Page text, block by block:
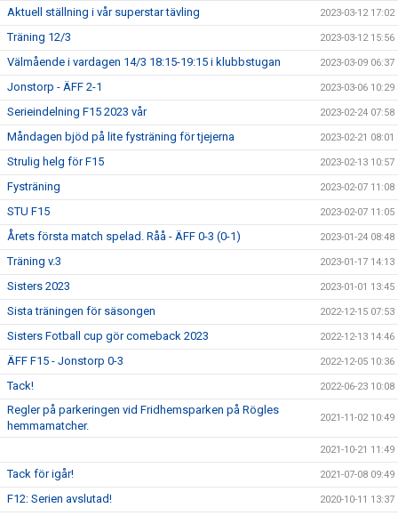
Aktuell ställning i vår superstar tävling 2023-03-12 17:02
Träning 12/3 2023-03-12 15:56
Välmående i vardagen 14/3 18:15-19:15 i klubbstugan 2023-03-09 06:37
Jonstorp - ÄFF 2-1 2023-03-06 10:29
Serieindelning F15 2023 vår 2023-02-24 07:58
Måndagen bjöd på lite fysträning för tjejerna 2023-02-21 08:01
Strulig helg för F15 2023-02-13 10:57
Fysträning 2023-02-07 11:08
STU F15 2023-02-07 11:05
Årets första match spelad. Råå - ÄFF 0-3 (0-1) 2023-01-24 08:48
Träning v.3 2023-01-17 14:13
Sisters 2023 2023-01-01 13:45
Sista träningen för säsongen 2022-12-15 07:53
Sisters Fotball cup gör comeback 2023 2022-12-13 14:46
ÄFF F15 - Jonstorp 0-3 2022-12-05 10:36
Tack! 2022-06-23 10:08
Regler på parkeringen vid Fridhemsparken på Rögles
hemmamatcher.
2021-11-02 10:49
2021-10-21 11:49
Tack för igår! 2021-07-08 09:49
F12: Serien avslutad! 2020-10-11 13:37